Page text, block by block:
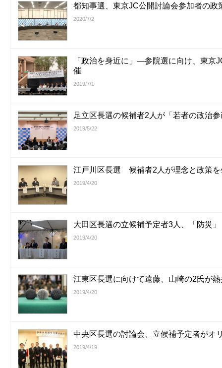
都知事選、東京JC公開討論会参加者の政
2020/7/2
「政治を身近に」―参院選に向け、東京
催
2019/7/1
足立区長選の候補者2人が「若者の政治
2019/5/22
江戸川区長選 候補者2人が理念と政策を
2019/4/20
大田区長選の立候補予定者3人、「防災
2019/4/20
江東区長選に向けて遠藤、山崎の2氏が熱
2019/4/20
中央区長選の討論会、立候補予定者がオ
2019/4/19